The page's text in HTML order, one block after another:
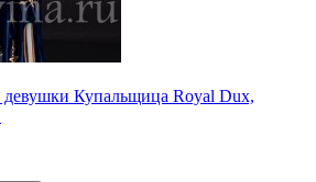
девушки Купальщица Royal Dux,